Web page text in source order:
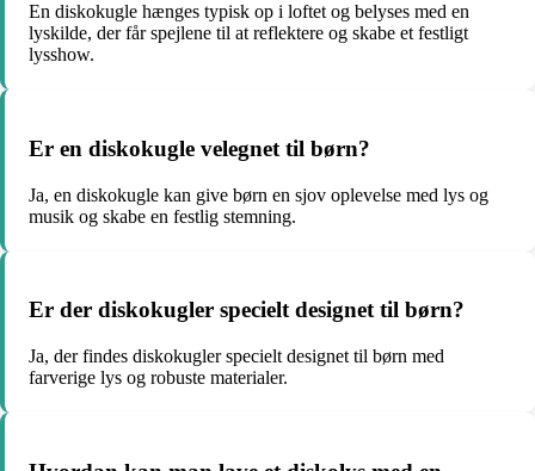
En diskokugle hænges typisk op i loftet og belyses med en
lyskilde, der får spejlene til at reflektere og skabe et festligt
lysshow.
Er en diskokugle velegnet til børn?
Ja, en diskokugle kan give børn en sjov oplevelse med lys og
musik og skabe en festlig stemning.
Er der diskokugler specielt designet til børn?
Ja, der findes diskokugler specielt designet til børn med
farverige lys og robuste materialer.